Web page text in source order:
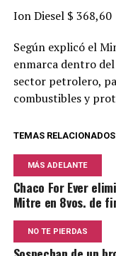
Ion Diesel $ 368,60
Según explicó el
enmarca dentro
sector petrolero,
combustibles y
TEMAS
MÁS ADELANTE
Chaco For Ever
Mitre en 8vos. de
NO TE PIERDAS